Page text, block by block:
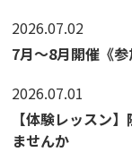
2026.07.02
7月〜8月開催《
2026.07.01
【体験レッスン
ませんか